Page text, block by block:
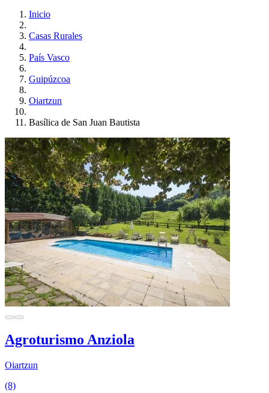
Inicio
Casas Rurales
País Vasco
Guipúzcoa
Oiartzun
Basílica de San Juan Bautista
Agroturismo Anziola
Oiartzun
(8)